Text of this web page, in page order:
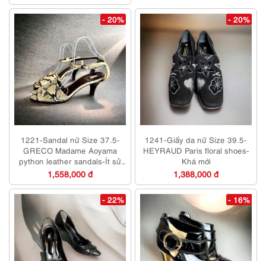
- 20%
1221-Sandal nữ Size 37.5-
GRECO Madame Aoyama
python leather sandals-Ít sử
dụng/Khá mới
1,558,000 đ
- 20%
1241-Giấy da nữ Size 39.5-
HEYRAUD Paris floral shoes-
Khá mới
1,388,000 đ
- 22% - 16%